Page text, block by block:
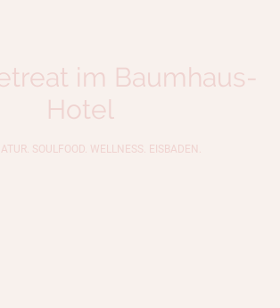
im Baumhaus-
Hotel
SOULFOOD. WELLNESS. EISBADEN.